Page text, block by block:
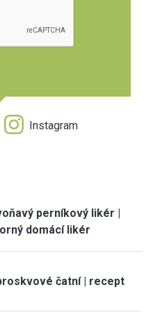
Instagram
perníkový likér |
domácí likér
čatní | recept